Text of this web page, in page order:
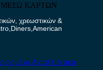
ΚΑΡΤΩΝ
χρεωστικών &
Ανταλλακτικά